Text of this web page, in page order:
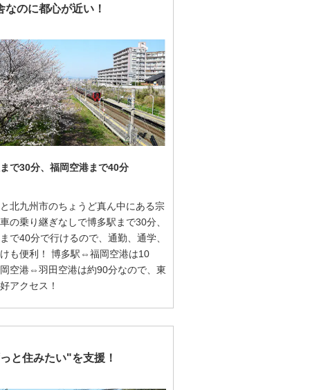
なのに都心が近い！
で30分、福岡空港まで40分
北九州市のちょうど真ん中にある宗
の乗り継ぎなしで博多駅まで30分、
で40分で行けるので、通勤、通学、
も便利！ 博多駅⇔福岡空港は10
空港⇔羽田空港は約90分なので、東
アクセス！
と住みたい"を支援！